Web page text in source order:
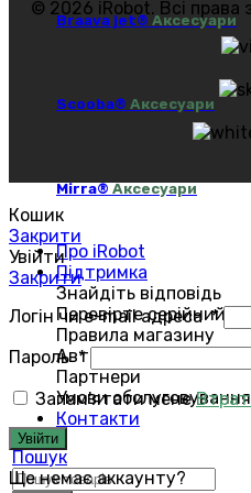
Braava jet® Аксесуари
Scooba® Аксесуари
Mirra®Аксесуари
Про iRobot
Підтримка
Знайдіть відповідь
Перевірте серійний
Правила магазину
Авторизований сервіс
Партнери
Умови обслуговування
Контакти
Пошук
© 2026 iRobot. Всі права
Кошик
Закрити
Увійти
Закрити
Логін чи e-mail адреса*
Пароль*
Запам'ятати мене
Увійти
Ще немає аккаунту?